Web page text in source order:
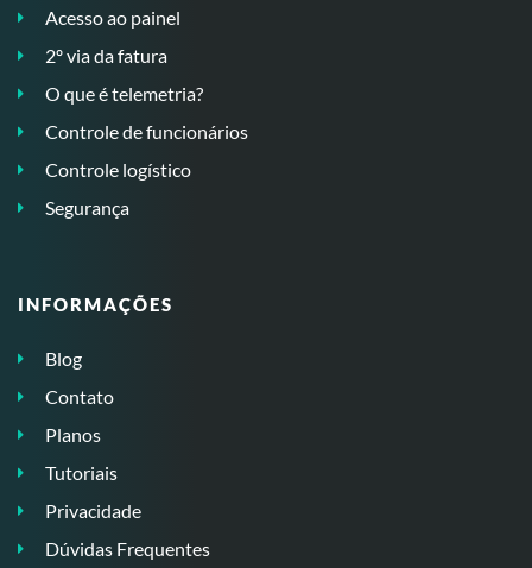
Acesso ao painel
2º via da fatura
O que é telemetria?
Controle de funcionários
Controle logístico
Segurança
INFORMAÇÕES
Blog
Contato
Planos
Tutoriais
Privacidade
Dúvidas Frequentes